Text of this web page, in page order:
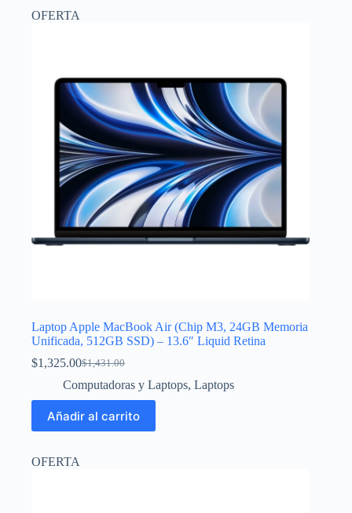
OFERTA
Laptop Apple MacBook Air (Chip M3, 24GB Memoria
Unificada, 512GB SSD) – 13.6″ Liquid Retina
$1,431.00
El
precio
original
era:
$1,431.00.
$1,325.00El
precio
actual
es:
$1,325.00.
Computadoras y Laptops, Laptops
Añadir al carrito
OFERTA